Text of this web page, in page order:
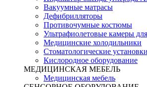
Вакуумные матрасы
Дефибрилляторы
Противочумные костюмы
Ультрафиолетовые камеры
Медицинские холодильники
Стоматологические установки
Кислородное оборудование
МЕДИЦИНСКАЯ МЕБЕЛЬ
Медицинская мебель